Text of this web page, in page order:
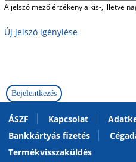
A jelszó mező érzékeny a kis-, illetve
Új jelszó igénylése
ÁSZF Kapcsolat
Bankkártyás fizetés
Termékvisszaküldés